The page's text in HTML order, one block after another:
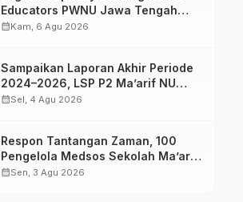
Educators PWNU Jawa Tengah
Batch#4; Membuka Jalan Menuju
calendar_monthKam, 6 Agu 2026
Sampaikan Laporan Akhir Periode
2024–2026, LSP P2 Ma’arif NU
Jateng Mantapkan Sinergi Link and
calendar_monthSel, 4 Agu 2026
Respon Tantangan Zaman, 100
Pengelola Medsos Sekolah Ma’arif
Pekalongan Ikuti Pelatihan Literasi
calendar_monthSen, 3 Agu 2026